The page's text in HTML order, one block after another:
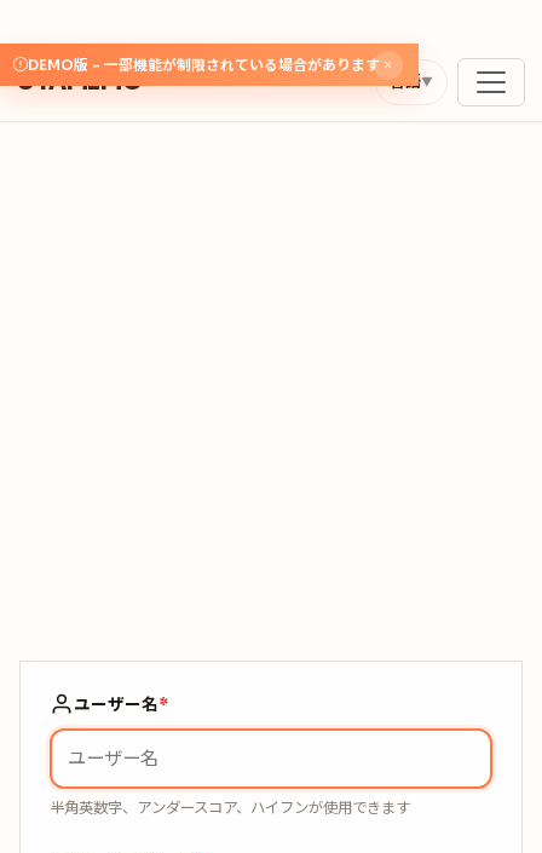
DEMO版 - 一部機能が制限されている場合があります
UTAMEMO 言語▼
ユーザー名*
半角英数字、アンダースコア、ハイフンが使用できます